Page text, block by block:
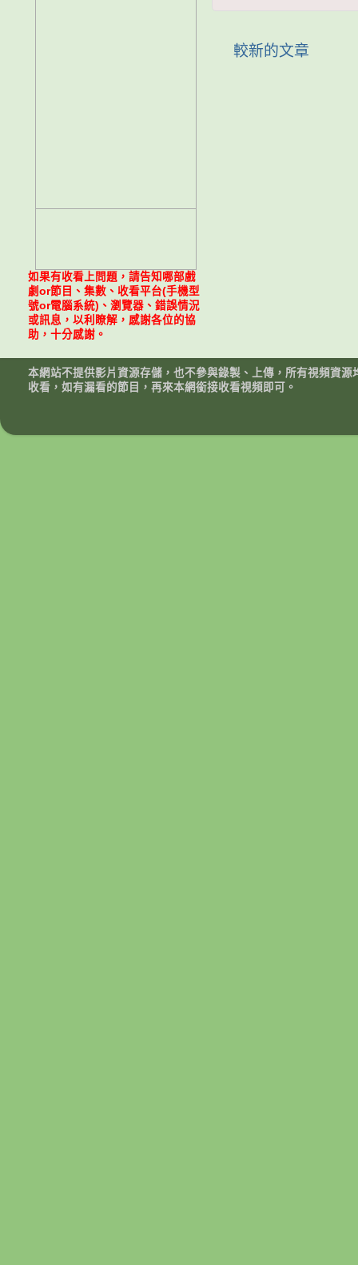
較新的文章
如果有收看上問題，請告知哪部戲
劇or節目、集數、收看平台(手機型
號or電腦系統)、瀏覽器、錯誤情況
或訊息，以利瞭解，感謝各位的協
助，十分感謝。
本網站不提供影片資源存儲，也不參與錄製、上傳，所有視頻資
收看，如有漏看的節目，再來本網銜接收看視頻即可。